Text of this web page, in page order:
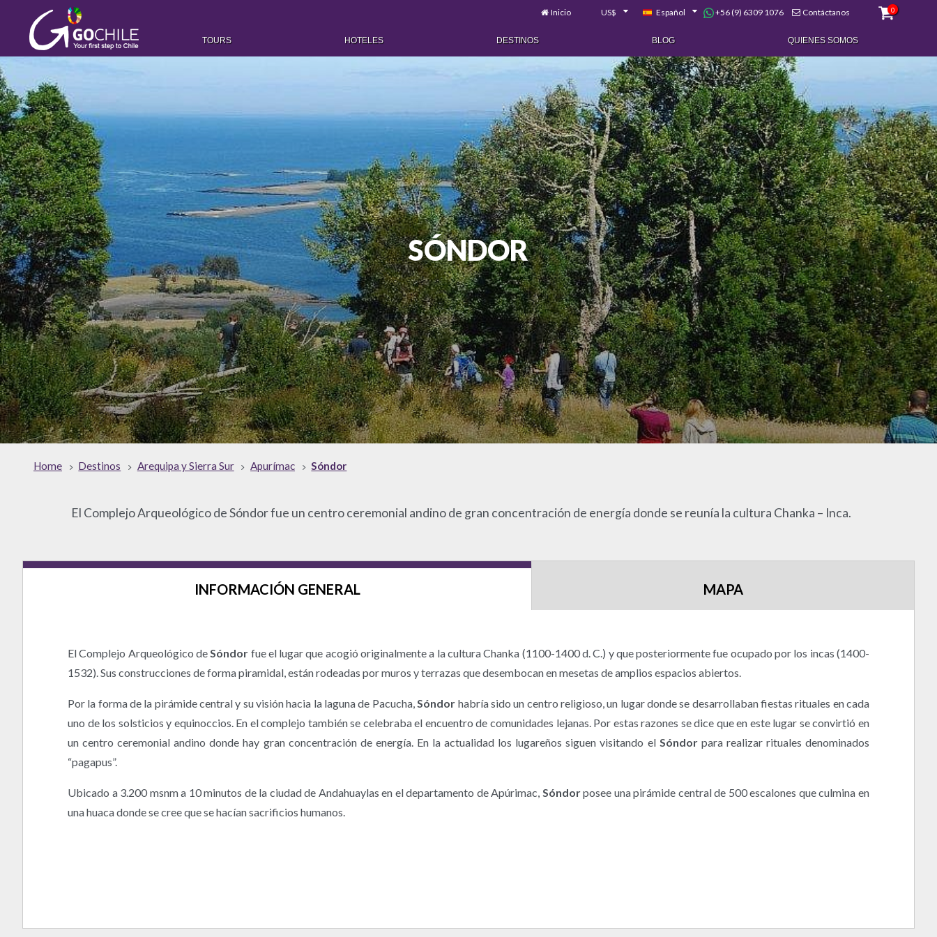
Inicio US$ Español +56 (9) 6309 1076 Contáctanos 0
TOURS HOTELES DESTINOS BLOG QUIENES SOMOS
SÓNDOR
Home Destinos Arequipa y Sierra Sur Apurímac Sóndor
El Complejo Arqueológico de Sóndor fue un centro ceremonial andino de gran concentración de energía donde se reunía la cultura Chanka – Inca.
INFORMACIÓN GENERAL MAPA
El Complejo Arqueológico de Sóndor fue el lugar que acogió originalmente a la cultura Chanka (1100-1400 d. C.) y que posteriormente fue ocupado por los incas (1400-
1532). Sus construcciones de forma piramidal, están rodeadas por muros y terrazas que desembocan en mesetas de amplios espacios abiertos.
Por la forma de la pirámide central y su visión hacia la laguna de Pacucha, Sóndor habría sido un centro religioso, un lugar donde se desarrollaban fiestas rituales en cada
uno de los solsticios y equinoccios. En el complejo también se celebraba el encuentro de comunidades lejanas. Por estas razones se dice que en este lugar se convirtió en
un centro ceremonial andino donde hay gran concentración de energía. En la actualidad los lugareños siguen visitando el Sóndorpara realizar rituales denominados
“pagapus”.
Ubicado a 3.200 msnm a 10 minutos de la ciudad de Andahuaylas en el departamento de Apúrimac, Sóndorposee una pirámide central de 500 escalones que culmina en
una huaca donde se cree que se hacían sacrificios humanos.